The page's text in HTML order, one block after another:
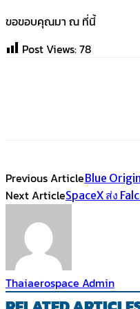
ขอขอบคุณมา ณ ที่นี้
Post Views:78
Previous ArticleBlue
Next ArticleSpaceX ส่ง
Thaiaerospace Admin